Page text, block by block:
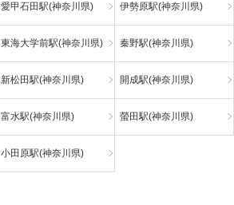
愛甲石田駅(神奈川県) 伊勢原駅(神奈川県)
東海大学前駅(神奈川県) 秦野駅(神奈川県)
新松田駅(神奈川県) 開成駅(神奈川県)
富水駅(神奈川県) 螢田駅(神奈川県)
小田原駅(神奈川県)